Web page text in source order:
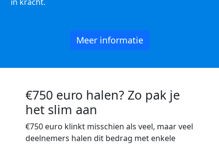
Meer informatie
€750 euro halen? Zo pak je
het slim aan
€750 euro klinkt misschien als veel, maar veel
deelnemers halen dit bedrag met enkele